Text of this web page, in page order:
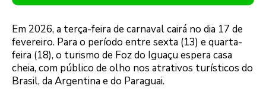
Em 2026, a terça-feira de carnaval cairá no dia 17 de
fevereiro. Para o período entre sexta (13) e quarta-
feira (18), o turismo de Foz do Iguaçu espera casa
cheia, com público de olho nos atrativos turísticos do
Brasil, da Argentina e do Paraguai.